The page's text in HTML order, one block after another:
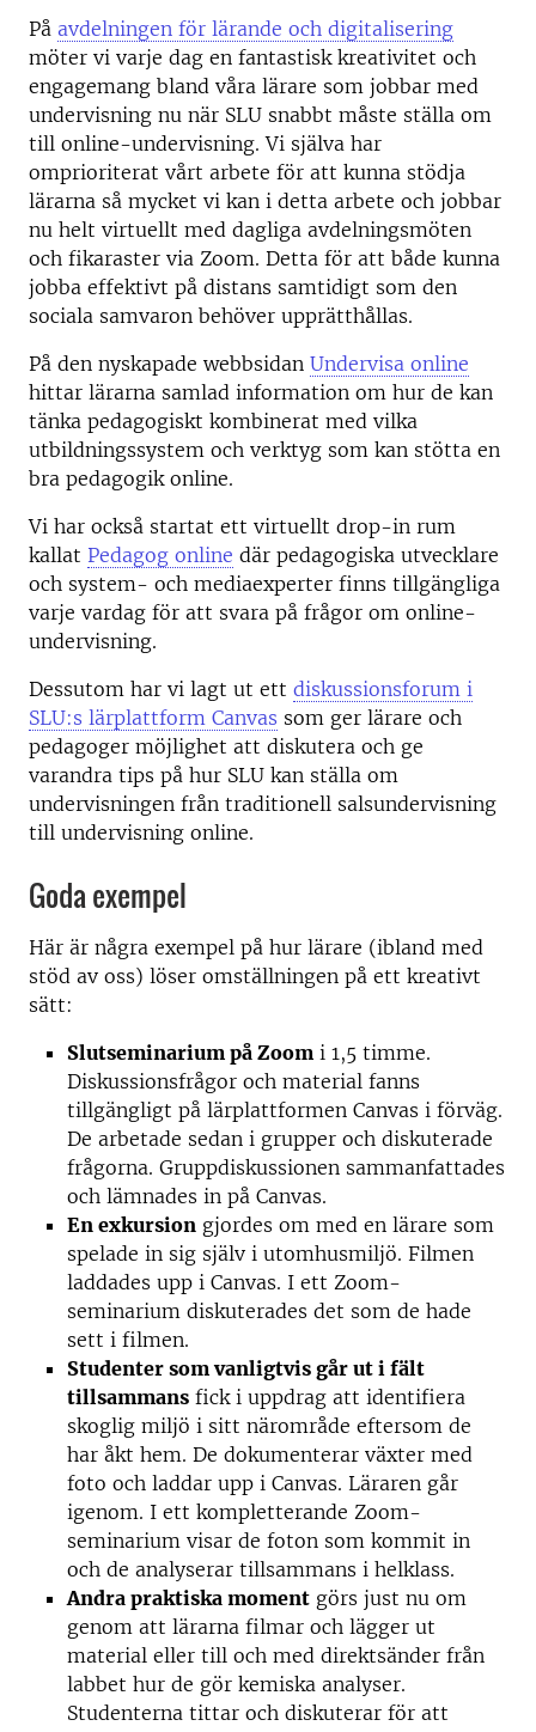
På avdelningen för lärande och digitalisering
möter vi varje dag en fantastisk kreativitet och
engagemang bland våra lärare som jobbar med
undervisning nu när SLU snabbt måste ställa om
till online-undervisning. Vi själva har
omprioriterat vårt arbete för att kunna stödja
lärarna så mycket vi kan i detta arbete och jobbar
nu helt virtuellt med dagliga avdelningsmöten
och fikaraster via Zoom. Detta för att både kunna
jobba effektivt på distans samtidigt som den
sociala samvaron behöver upprätthållas.
På den nyskapade webbsidan Undervisa online
hittar lärarna samlad information om hur de kan
tänka pedagogiskt kombinerat med vilka
utbildningssystem och verktyg som kan stötta en
bra pedagogik online.
Vi har också startat ett virtuellt drop-in rum
kallat Pedagog online där pedagogiska utvecklare
och system- och mediaexperter finns tillgängliga
varje vardag för att svara på frågor om online-
undervisning.
Dessutom har vi lagt ut ett diskussionsforum i
SLU:s lärplattform Canvas som ger lärare och
pedagoger möjlighet att diskutera och ge
varandra tips på hur SLU kan ställa om
undervisningen från traditionell salsundervisning
till undervisning online.
Goda exempel
Här är några exempel på hur lärare (ibland med
stöd av oss) löser omställningen på ett kreativt
sätt:
Slutseminarium på Zoom i 1,5 timme.
Diskussionsfrågor och material fanns
tillgängligt på lärplattformen Canvas i förväg.
De arbetade sedan i grupper och diskuterade
frågorna. Gruppdiskussionen sammanfattades
och lämnades in på Canvas.
En exkursion gjordes om med en lärare som
spelade in sig själv i utomhusmiljö. Filmen
laddades upp i Canvas. I ett Zoom-
seminarium diskuterades det som de hade
sett i filmen.
Studenter som vanligtvis går ut i fält
tillsammans fick i uppdrag att identifiera
skoglig miljö i sitt närområde eftersom de
har åkt hem. De dokumenterar växter med
foto och laddar upp i Canvas. Läraren går
igenom. I ett kompletterande Zoom-
seminarium visar de foton som kommit in
och de analyserar tillsammans i helklass.
Andra praktiska moment görs just nu om
genom att lärarna filmar och lägger ut
material eller till och med direktsänder från
labbet hur de gör kemiska analyser.
Studenterna tittar och diskuterar för att